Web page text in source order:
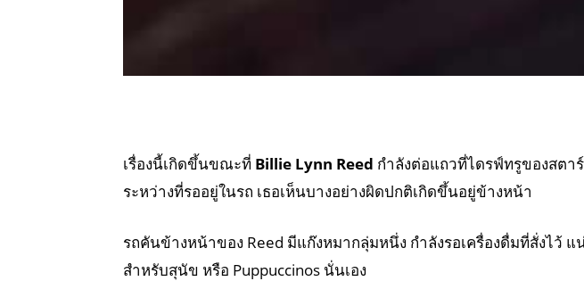
เรื่องนี้เกิดขึ้นขณะที่ Billie Lynn Reed กำลังต่อแถวที่ไดรฟ์ทรูของสตา
ระหว่างที่รออยู่ในรถ เธอเห็นบางอย่างผิดปกติเกิดขึ้นอยู่ข้างหน้า
รถคันข้างหน้าของ Reed มีแก๊งหมากลุ่มหนึ่ง กำลังรอเครื่องดื่มที่สั่งไว้
สำหรับสุนัข หรือ Puppuccinos นั่นเอง